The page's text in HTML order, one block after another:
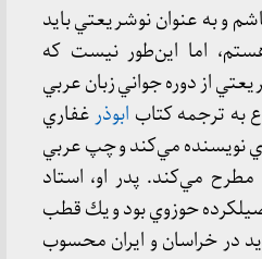
و به عنوان نوشريعتي بايد
اما اين‌طور نيست كه
از دوره جواني زبان عربي
به ترجمه كتاب ابوذرغفاري
نويسنده مي‌كند و چپ عربي
مي‌كند. پدر او، استاد
حوزوي بود و يك قطب
در خراسان و ايران محسوب